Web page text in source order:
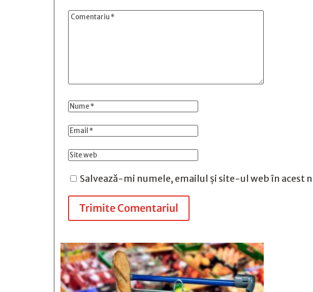
Salvează-mi numele, emailul și site-ul web în acest
Trimite Comentariul